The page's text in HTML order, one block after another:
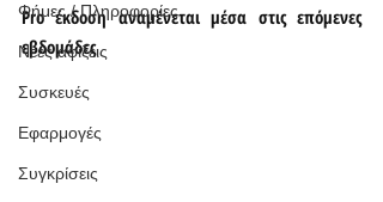
Φήμες / Πληροφορίες
Νέες αφίξεις
Συσκευές
Εφαρμογές
Συγκρίσεις
Pro έκδοση αναμένεται μέσα στις επόμενες
εβδομάδες